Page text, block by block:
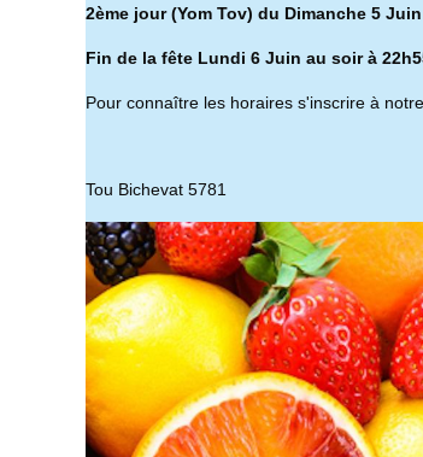
2ème jour (Yom Tov) du Dimanche 5
Fin de la fête Lundi 6 Juin au soir à
Pour connaître les horaires s'inscrire à
Tou Bichevat 5781